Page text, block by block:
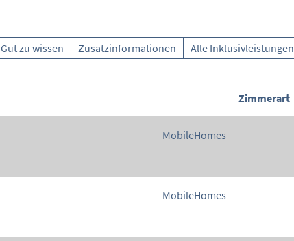
Gut zu wissen Zusatzinformationen Alle Inklusivleistungen
Zimmerart
MobileHomes
MobileHomes